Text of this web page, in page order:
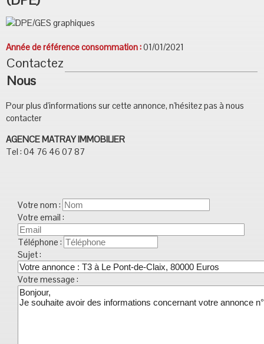
Année de référence consommation :01/01/2021
Contactez
Nous
Pour plus d'informations sur cette annonce, n'hésitez pas à nous
contacter
AGENCE MATRAY IMMOBILIER
Tel : 04 76 46 07 87
Votre nom :
Votre email :
Téléphone :
Sujet :
Votre message :